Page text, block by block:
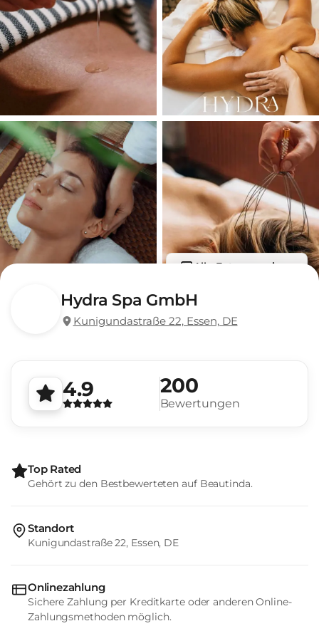
Alle Fotos anzeigen
Hydra Spa GmbH
Kunigundastraße 22, Essen, DE
4.9 200
Bewertungen
Top Rated
Gehört zu den Bestbewerteten auf Beautinda.
Standort
Kunigundastraße 22, Essen, DE
Onlinezahlung
Sichere Zahlung per Kreditkarte oder anderen Online-
Zahlungsmethoden möglich.